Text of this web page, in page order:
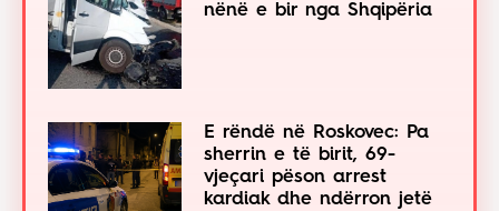
nënë e bir nga Shqipëria
E rëndë në Roskovec: Pa
sherrin e të birit, 69-
vjeçari pëson arrest
kardiak dhe ndërron jetë